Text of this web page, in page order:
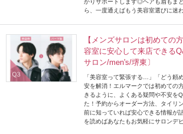
かりサポートします◎ヘアも眉もま
ら、一度通えばもう美容室選びに迷
【メンズサロンは初めての
容室に安心して来店できる
サロン/men's/堺東〕
「美容室って緊張する…」「どう頼
安を解消！エルマークでは初めての
きるように、よくある疑問や不安を
た！予約からオーダー方法、タイリ
前に知っていれば安心できる情報が
を読めばあなたもお気軽にサロンデ